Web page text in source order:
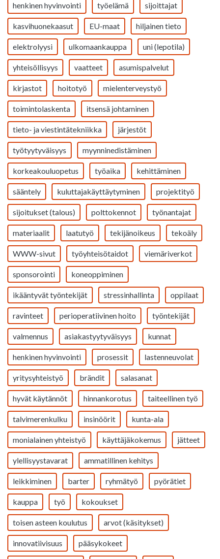
henkinen hyvinvointi työelämä sijoittajat
kasvihuonekaasut EU-maat hiljainen tieto
elektrolyysi ulkomaankauppa uni (lepotila)
yhteisöllisyys vaatteet asumispalvelut
kirjastot hoitotyö mielenterveystyö
toimintolaskenta itsensä johtaminen
tieto- ja viestintätekniikka järjestöt
työtyytyväisyys myynninedistäminen
korkeakouluopetus työaika kehittäminen
sääntely kuluttajakäyttäytyminen projektityö
sijoitukset (talous) polttokennot työnantajat
materiaalit laatutyö tekijänoikeus tekoäly
WWW-sivut työyhteisötaidot viemäriverkot
sponsorointi koneoppiminen
ikääntyvät työntekijät stressinhallinta oppilaat
ravinteet perioperatiivinen hoito työntekijät
valmennus asiakastyytyväisyys kunnat
henkinen hyvinvointi prosessit lastenneuvolat
yritysyhteistyö brändit salasanat
hyvät käytännöt hinnankorotus taiteellinen työ
talvimerenkulku insinöörit kunta-ala
monialainen yhteistyö käyttäjäkokemus jätteet
ylellisyystavarat ammatillinen kehitys
leikkiminen barter ryhmätyö pyörätiet
kauppa työ kokoukset
toisen asteen koulutus arvot (käsitykset)
innovatiivisuus pääsykokeet